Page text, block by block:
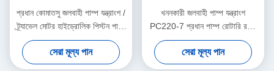
প্রধান কোমাতসু জলবাহী পাম্প যন্ত্রাংশ /
ট্র্যাভেল মোটর হাইড্রোলিক পিস্টন পাম্প
যন্ত্রাংশ
সেরা মূল্য পান
খননকারী জলবাহী পাম্প যন্ত্রাংশ
PC220-7 প্রধান পাম্প রোটারি রটার
গ্রুপ সমর্থন
সেরা মূল্য পান